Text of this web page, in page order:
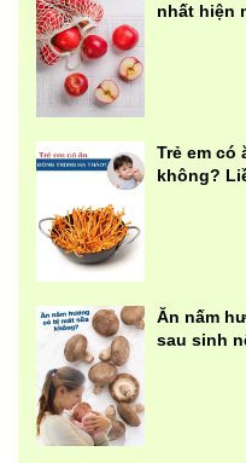
nhất hiện
Trẻ em có
không?
Ăn nấm
sau sinh